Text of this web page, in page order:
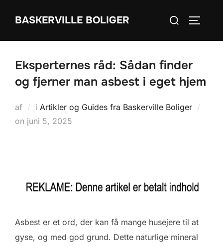
BASKERVILLE BOLIGER
Søg
Eksperternes råd: Sådan finder
og fjerner man asbest i eget hjem
af i Artikler og Guides fra Baskerville Boliger
on Udgivet
juni 5, 2025
Asbest er et ord, der kan få mange husejere til at
gyse, og med god grund. Dette naturlige mineral